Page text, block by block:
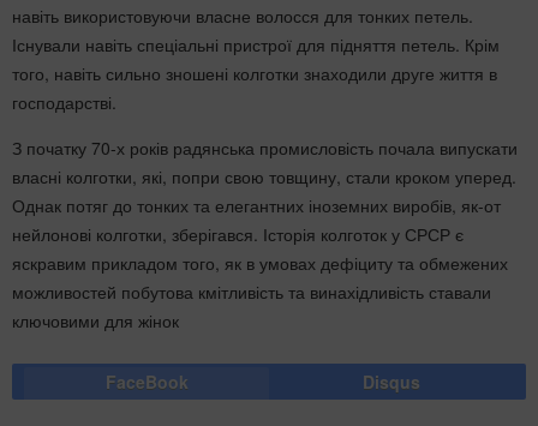
навіть використовуючи власне волосся для тонких петель.
Існували навіть спеціальні пристрої для підняття петель. Крім
того, навіть сильно зношені колготки знаходили друге життя в
господарстві.
З початку 70-х років радянська промисловість почала випускати
власні колготки, які, попри свою товщину, стали кроком уперед.
Однак потяг до тонких та елегантних іноземних виробів, як-от
нейлонові колготки, зберігався. Історія колготок у СРСР є
яскравим прикладом того, як в умовах дефіциту та обмежених
можливостей побутова кмітливість та винахідливість ставали
ключовими для жінок
FaceBook Disqus